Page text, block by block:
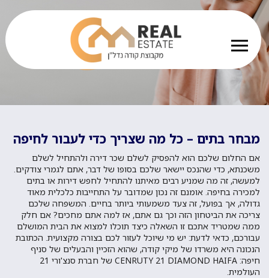
מבחר בתים – כל מה שצריך כדי לעבור לחיפה
אם החלום שלכם הוא להפסיק לשלם שכר דירה ולהתחיל לשלם
משכנתא, כדי שהנכס יישאר שלכם בסופו של דבר, אתם לגמרי צודקים.
למעשה, זה מה שמניע רבים מאיתנו להתחיל לחפש דירות או בתים
למכירה בחיפה. אומנם זה נכון שמדובר על התחייבות כלכלית מאוד
גדולה, אך בפועל, זה צעד משמעותי ביותר בחיים. המשפחה שלכם
צריכה את הביטחון הזה וכך גם אתם, אז למה אתם מחכים? אם חלק
ממה שמטריד אתכם זו השאלה כיצד תוכלו למצוא את הבית המושלם
עבורכם, כדאי לדעת: יש מי שיוכל לעזור לכם בצורה מקצועית. הכתובת
הנכונה היא משרדו של מיקי קודה, שהוא הזכיין והבעלים של סניף
חיפה: CENRUTY 21 DIAMOND HAIFA של חברת סנצ'ורי 21
העולמית.